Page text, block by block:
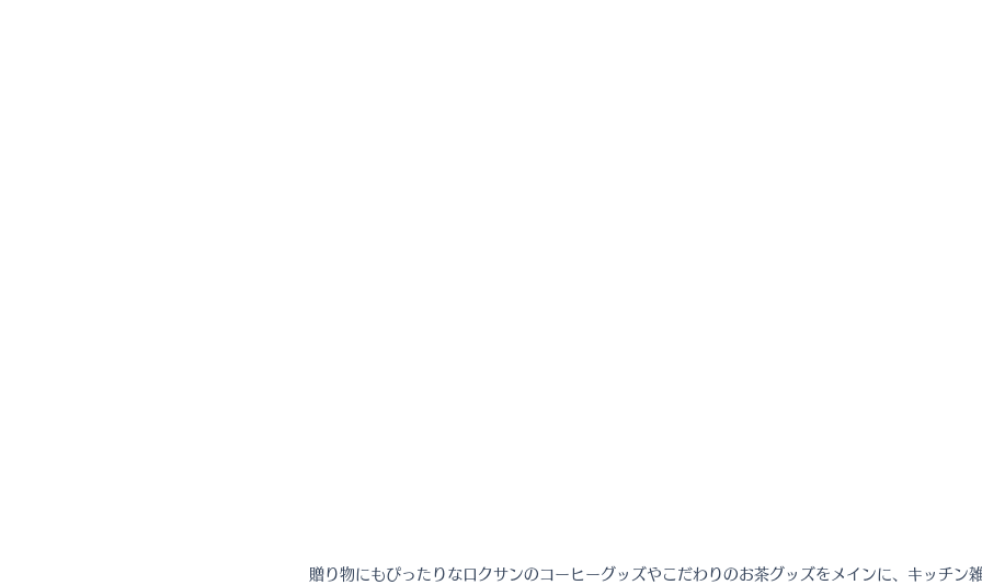
贈り物にもぴったりなロクサンのコーヒーグッズやこだわりのお茶グッズをメインに、キッチン